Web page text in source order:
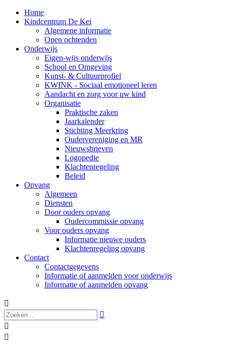
Home
Kindcentrum De Kei
Algemene informatie
Open ochtenden
Onderwijs
Eigen-wijs onderwijs
School en Omgeving
Kunst- & Cultuurprofiel
KWINK - Sociaal emotioneel leren
Aandacht en zorg voor uw kind
Organisatie
Praktische zaken
Jaarkalender
Stichting Meerkring
Oudervereniging en MR
Nieuwsbrieven
Logopedie
Klachtenregeling
Beleid
Opvang
Algemeen
Diensten
Door ouders opvang
Oudercommissie opvang
Voor ouders opvang
Informatie nieuwe ouders
Klachtenregeling opvang
Contact
Contactgegevens
Informatie of aanmelden voor onderwijs
Informatie of aanmelden opvang



